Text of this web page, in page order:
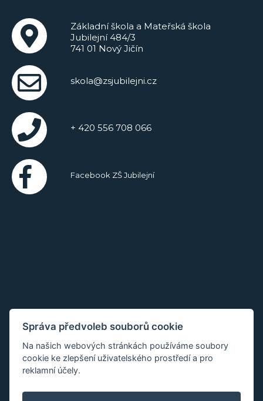
Základní škola a Mateřská škola
Jubilejní 484/3
741 01 Nový Jičín
skola@zsjubilejni.cz
+ 420 556 708 066
Facebook ZŠ Jubilejní
Správa předvoleb souborů cookie
Na našich webových stránkách používáme soubory
cookie ke zlepšení uživatelského prostředí a pro
reklamní účely.